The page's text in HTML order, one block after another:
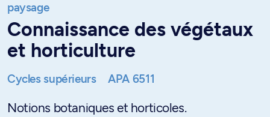
paysage
Connaissance des végétaux
et horticulture
Cycles supérieurs APA 6511
Notions botaniques et horticoles.